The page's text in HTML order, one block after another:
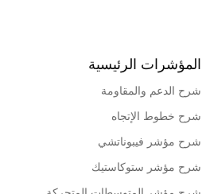
المؤشرات الرئيسية
شرح الدعم والمقاومة
شرح خطوط الإتجاه
شرح مؤشر فيبوناتشي
شرح مؤشر ستوكاستيك